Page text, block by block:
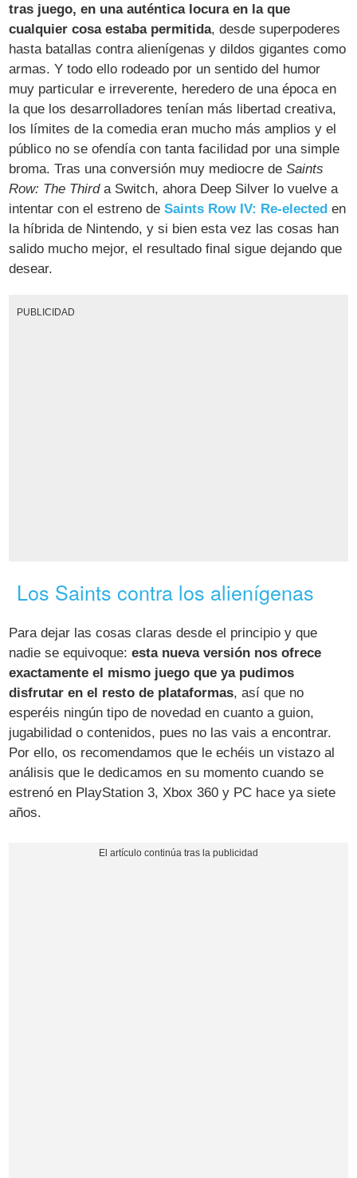
tras juego, en una auténtica locura en la que
cualquier cosa estaba permitida, desde superpoderes
hasta batallas contra alienígenas y dildos gigantes como
armas. Y todo ello rodeado por un sentido del humor
muy particular e irreverente, heredero de una época en
la que los desarrolladores tenían más libertad creativa,
los límites de la comedia eran mucho más amplios y el
público no se ofendía con tanta facilidad por una simple
broma. Tras una conversión muy mediocre deSaints
Row: The Thirda Switch, ahora Deep Silver lo vuelve a
intentar con el estreno deSaints Row IV: Re-elected en
la híbrida de Nintendo, y si bien esta vez las cosas han
salido mucho mejor, el resultado final sigue dejando que
desear.
PUBLICIDAD
Los Saints contra los alienígenas
Para dejar las cosas claras desde el principio y que
nadie se equivoque:esta nueva versión nos ofrece
exactamente el mismo juego que ya pudimos
disfrutar en el resto de plataformas, así que no
esperéis ningún tipo de novedad en cuanto a guion,
jugabilidad o contenidos, pues no las vais a encontrar.
Por ello, os recomendamos que le echéis un vistazo al
análisis que le dedicamos en su momento cuando se
estrenó en PlayStation 3, Xbox 360 y PC hace ya siete
años.